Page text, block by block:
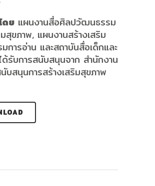
ดย แผนงานสื่อศิลปวัฒนธรรม
สุขภาพ, แผนงานสร้างเสริม
การอ่าน และสถาบันสื่อเด็กและ
ด้รับการสนับสนุนจาก สำนักงาน
บสนุนการสร้างเสริมสุขภาพ